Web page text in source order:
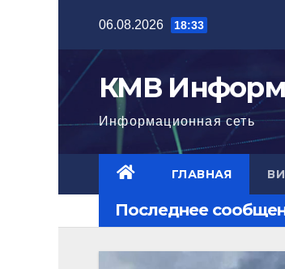
содержимому
06.08.2026 18:33
КМВ Информ
Информационная сеть
ГЛАВНАЯ
Последнее
Ближний Восток горит. РФ на